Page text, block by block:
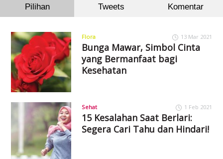
Pilihan Tweets Komentar
Flora 13 Mar 2021
Bunga Mawar, Simbol Cinta
yang Bermanfaat bagi
Kesehatan
Sehat 1 Feb 2021
15 Kesalahan Saat Berlari:
Segera Cari Tahu dan Hindari!